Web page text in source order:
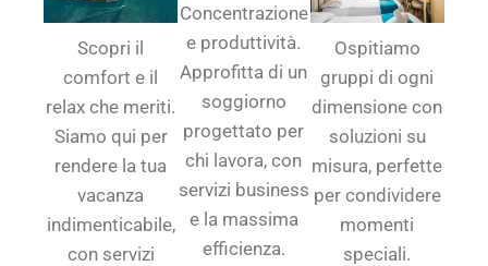
Scopri il
comfort e il
relax che meriti.
Siamo qui per
rendere la tua
vacanza
indimenticabile,
con servizi
Concentrazione
e produttività.
Approfitta di un
soggiorno
progettato per
chi lavora, con
servizi business
e la massima
efficienza.
Ospitiamo
gruppi di ogni
dimensione con
soluzioni su
misura, perfette
per condividere
momenti
speciali.